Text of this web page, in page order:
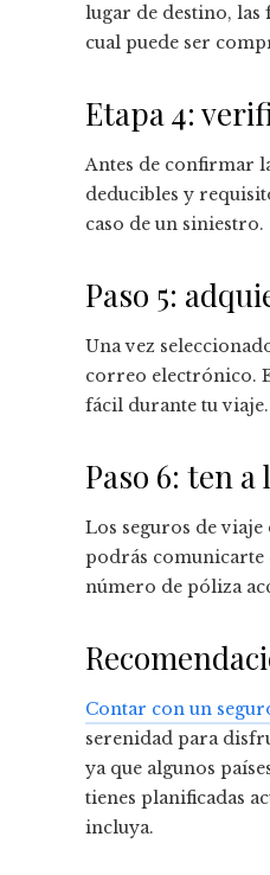
lugar de destino, las
cual puede ser
Etapa 4:
Antes de confirmar
deducibles y
caso de un siniestro.
Paso 5:
Una vez
correo electrónico.
fácil durante tu
Paso 6: ten
Los seguros de
podrás comunicarte
número de póliza
Contar con un
serenidad para
ya que algunos
tienes planificadas
incluya.